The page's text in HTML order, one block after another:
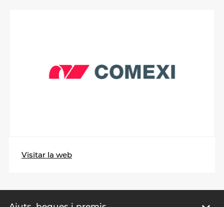
Visitar la web